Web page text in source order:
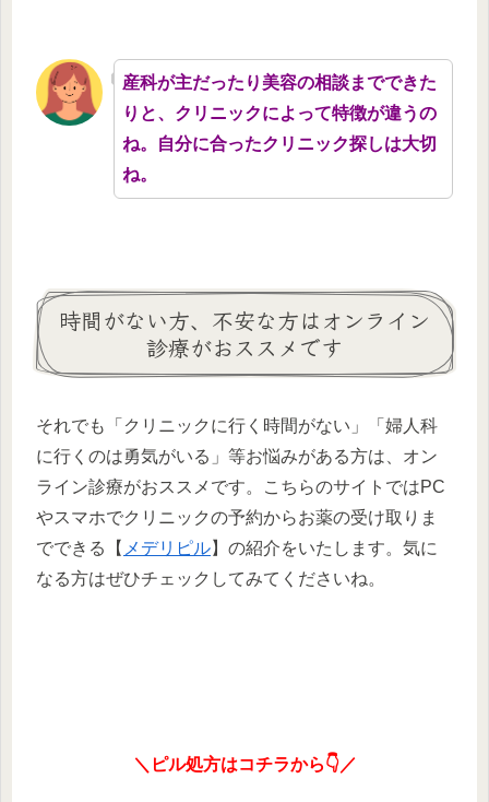
産科が主だったり美容の相談までできた
りと、クリニックによって特徴が違うの
ね。自分に合ったクリニック探しは大切
ね。
時間がない方、不安な方はオンライン
診療がおススメです
それでも「クリニックに行く時間がない」「婦人科
に行くのは勇気がいる」等お悩みがある方は、オン
ライン診療がおススメです。こちらのサイトではPC
やスマホでクリニックの予約からお薬の受け取りま
でできる【 メデリピル】の紹介をいたします。気に
なる方はぜひチェックしてみてくださいね。
＼ピル処方はコチラから👇／